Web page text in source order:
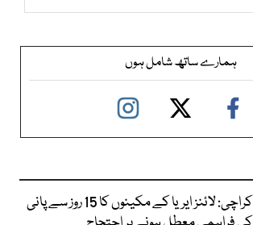
ہمارے ساتھ شامل ہوں
کراچی: لائنز ایریا کے مکینوں کا 15 روز سے پانی